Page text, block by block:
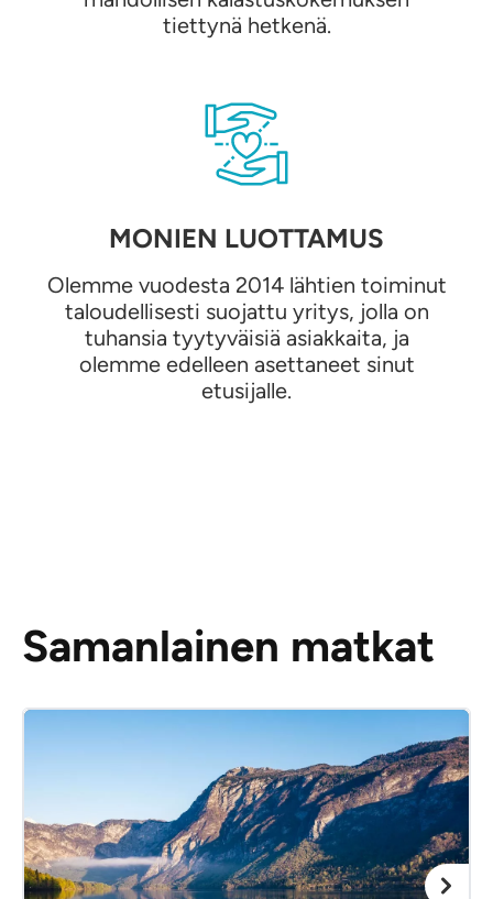
tiettynä hetkenä.
MONIEN LUOTTAMUS
Olemme vuodesta 2014 lähtien toiminut
taloudellisesti suojattu yritys, jolla on
tuhansia tyytyväisiä asiakkaita, ja
olemme edelleen asettaneet sinut
etusijalle.
Samanlainen matkat